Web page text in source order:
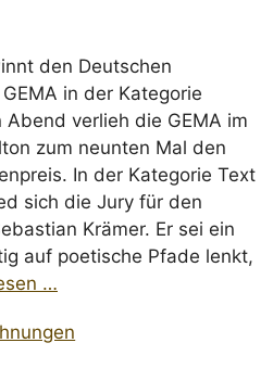
den Deutschen
in der Kategorie
verlieh die GEMA im
zum neunten Mal den
In der Kategorie Text
sich die Jury für den
Krämer. Er sei ein
auf poetische Pfade lenkt,
…